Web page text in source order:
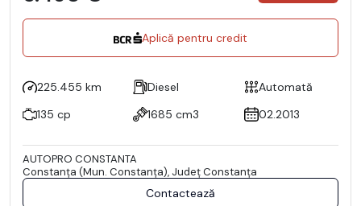
Aplică pentru credit
225.455 km Diesel
Automată
135 cp
1685 cm3 02.2013
AUTOPRO CONSTANTA
Constanţa (Mun. Constanţa), Județ Constanţa
Contactează